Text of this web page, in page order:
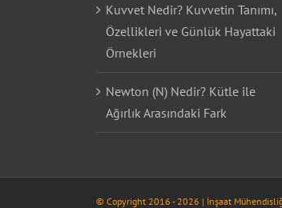
Kuvvet Nedir? Kuvvetin Tanımı,
Özellikleri ve Günlük Hayattaki
Newton (N) Nedir? Kütle ile